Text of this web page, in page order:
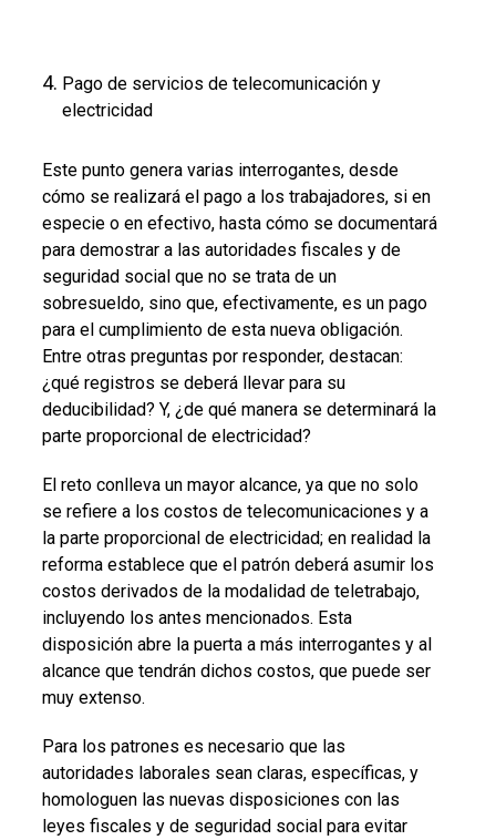
Pago de servicios de telecomunicación y
electricidad
Este punto genera varias interrogantes, desde
cómo se realizará el pago a los trabajadores, si en
especie o en efectivo, hasta cómo se documentará
para demostrar a las autoridades fiscales y de
seguridad social que no se trata de un
sobresueldo, sino que, efectivamente, es un pago
para el cumplimiento de esta nueva obligación.
Entre otras preguntas por responder, destacan:
¿qué registros se deberá llevar para su
deducibilidad? Y, ¿de qué manera se determinará la
parte proporcional de electricidad?
El reto conlleva un mayor alcance, ya que no solo
se refiere a los costos de telecomunicaciones y a
la parte proporcional de electricidad; en realidad la
reforma establece que el patrón deberá asumir los
costos derivados de la modalidad de teletrabajo,
incluyendo los antes mencionados. Esta
disposición abre la puerta a más interrogantes y al
alcance que tendrán dichos costos, que puede ser
muy extenso.
Para los patrones es necesario que las
autoridades laborales sean claras, específicas, y
homologuen las nuevas disposiciones con las
leyes fiscales y de seguridad social para evitar